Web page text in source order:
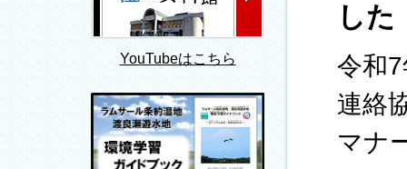
YouTubeはこちら
した
令和
連絡
マナ